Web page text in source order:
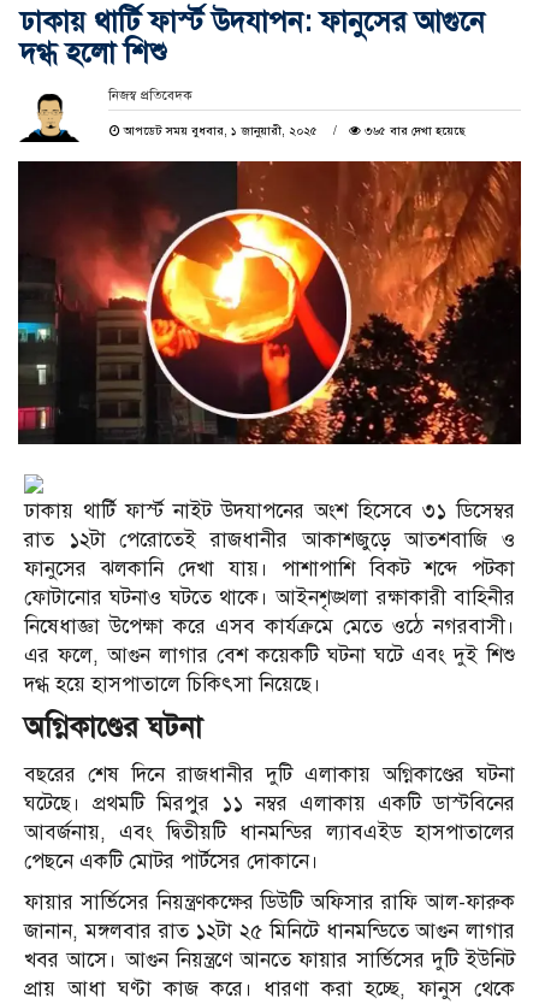
ঢাকায় থার্টি ফার্স্ট উদযাপন: ফানুসের আগুনে
দগ্ধ হলো শিশু
নিজস্ব প্রতিবেদক
আপডেট সময় বুধবার, ১ জানুয়ারী, ২০২৫ ৩৬৫ বার দেখা হয়েছে
ঢাকায় থার্টি ফার্স্ট নাইট উদযাপনের অংশ হিসেবে ৩১ ডিসেম্বর
রাত ১২টা পেরোতেই রাজধানীর আকাশজুড়ে আতশবাজি ও
ফানুসের ঝলকানি দেখা যায়। পাশাপাশি বিকট শব্দে পটকা
ফোটানোর ঘটনাও ঘটতে থাকে। আইনশৃঙ্খলা রক্ষাকারী বাহিনীর
নিষেধাজ্ঞা উপেক্ষা করে এসব কার্যক্রমে মেতে ওঠে নগরবাসী।
এর ফলে, আগুন লাগার বেশ কয়েকটি ঘটনা ঘটে এবং দুই শিশু
দগ্ধ হয়ে হাসপাতালে চিকিৎসা নিয়েছে।
অগ্নিকাণ্ডের ঘটনা
বছরের শেষ দিনে রাজধানীর দুটি এলাকায় অগ্নিকাণ্ডের ঘটনা
ঘটেছে। প্রথমটি মিরপুর ১১ নম্বর এলাকায় একটি ডাস্টবিনের
আবর্জনায়, এবং দ্বিতীয়টি ধানমন্ডির ল্যাবএইড হাসপাতালের
পেছনে একটি মোটর পার্টসের দোকানে।
ফায়ার সার্ভিসের নিয়ন্ত্রণকক্ষের ডিউটি অফিসার রাফি আল-ফারুক
জানান, মঙ্গলবার রাত ১২টা ২৫ মিনিটে ধানমন্ডিতে আগুন লাগার
খবর আসে। আগুন নিয়ন্ত্রণে আনতে ফায়ার সার্ভিসের দুটি ইউনিট
প্রায় আধা ঘণ্টা কাজ করে। ধারণা করা হচ্ছে, ফানুস থেকে